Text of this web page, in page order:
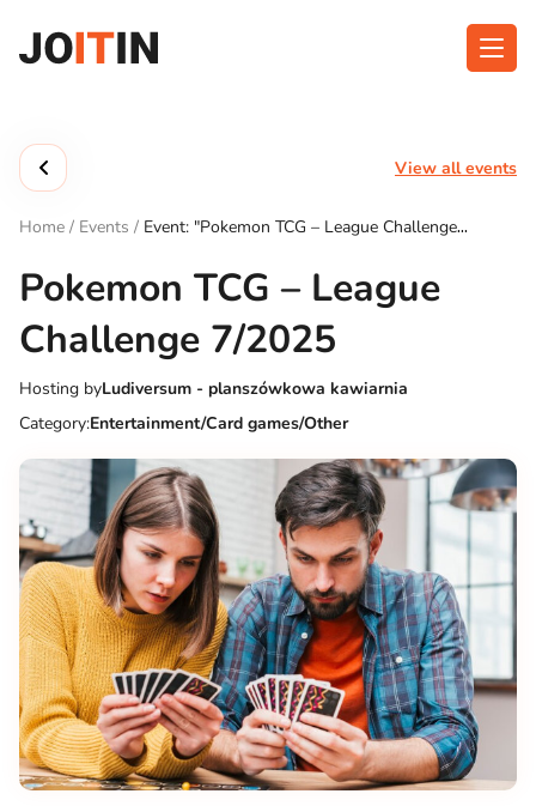
content
Get the App:
View all events
Home / Events / Event: "Pokemon TCG – League Challenge
Pokemon TCG – League
Challenge 7/2025
Hosting byLudiversum - planszówkowa kawiarnia
Category:Entertainment/Card games/Other